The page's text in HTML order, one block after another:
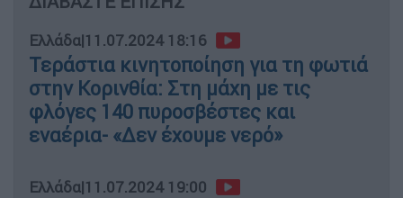
Ελλάδα|11.07.2024 18:16
Τεράστια κινητοποίηση για τη φωτιά
στην Κορινθία: Στη μάχη με τις
φλόγες 140 πυροσβέστες και
εναέρια- «Δεν έχουμε νερό»
Ελλάδα|11.07.2024 19:00